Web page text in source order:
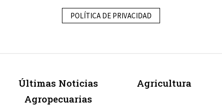
POLÍTICA DE PRIVACIDAD
Últimas Noticias
Agropecuarias
Agricultura